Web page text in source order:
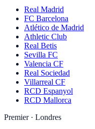
Real Madrid
FC Barcelona
Atlético de Madrid
Athletic Club
Real Betis
Sevilla FC
Valencia CF
Real Sociedad
Villarreal CF
RCD Espanyol
RCD Mallorca
Premier · Londres